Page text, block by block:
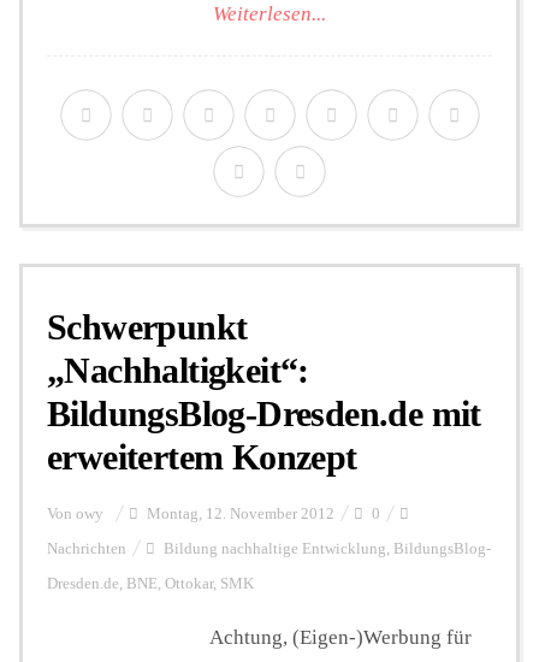
Weiterlesen...
Schwerpunkt
„Nachhaltigkeit“:
BildungsBlog-Dresden.de mit
erweitertem Konzept
Von owy Montag, 12. November 2012 0
Nachrichten Bildung nachhaltige Entwicklung, BildungsBlog-
Dresden.de, BNE, Ottokar, SMK
Achtung, (Eigen-)Werbung für